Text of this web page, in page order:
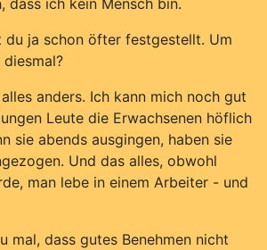
du ja schon öfter festgestellt. Um
anders. Ich kann mich noch gut
Leute die Erwachsenen höflich
sie abends ausgingen, haben sie
Und das alles, obwohl
man lebe in einem Arbeiter - und
mal, dass gutes Benehmen nicht